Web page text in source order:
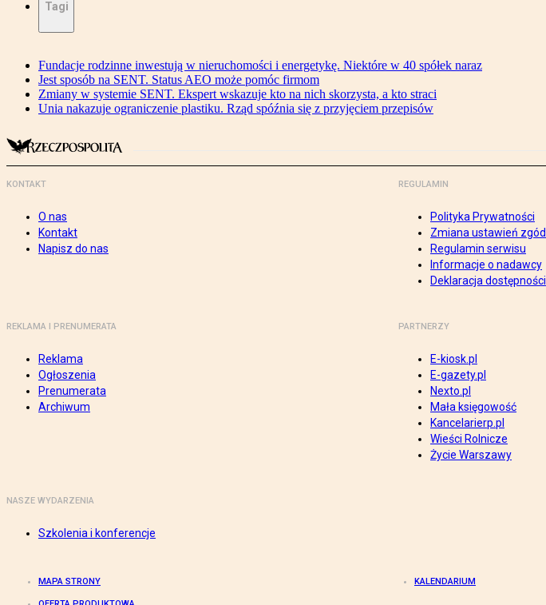
Tagi
Fundacje rodzinne inwestują w nieruchomości i energetykę. Niektóre w 40 spółek naraz
Jest sposób na SENT. Status AEO może pomóc firmom
Zmiany w systemie SENT. Ekspert wskazuje kto na nich skorzysta, a kto straci
Unia nakazuje ograniczenie plastiku. Rząd spóźnia się z przyjęciem przepisów
KONTAKT
O nas
Kontakt
Napisz do nas
REGULAMIN
Polityka Prywatności
Zmiana ustawień zgód
Regulamin serwisu
Informacje o nadawcy
Deklaracja dostępności
REKLAMA I PRENUMERATA
Reklama
Ogłoszenia
Prenumerata
Archiwum
PARTNERZY
E-kiosk.pl
E-gazety.pl
Nexto.pl
Mała księgowość
Kancelarierp.pl
Wieści Rolnicze
Życie Warszawy
NASZE WYDARZENIA
Szkolenia i konferencje
MAPA STRONY KALENDARIUM